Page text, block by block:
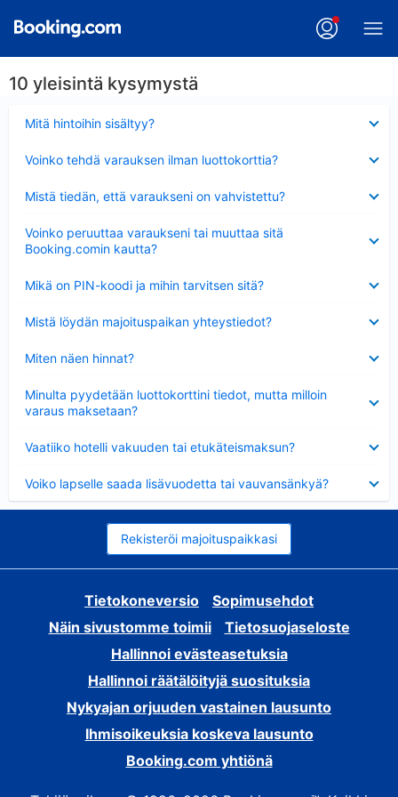
10 yleisintä kysymystä
Mitä hintoihin sisältyy?
Voinko tehdä varauksen ilman luottokorttia?
Mistä tiedän, että varaukseni on vahvistettu?
Voinko peruuttaa varaukseni tai muuttaa sitä
Booking.comin kautta?
Mikä on PIN-koodi ja mihin tarvitsen sitä?
Mistä löydän majoituspaikan yhteystiedot?
Miten näen hinnat?
Minulta pyydetään luottokorttini tiedot, mutta milloin
varaus maksetaan?
Vaatiiko hotelli vakuuden tai etukäteismaksun?
Voiko lapselle saada lisävuodetta tai vauvansänkyä?
Rekisteröi majoituspaikkasi
Tietokoneversio
Sopimusehdot
Näin sivustomme toimii
Tietosuojaseloste
Hallinnoi evästeasetuksia
Hallinnoi räätälöityjä suosituksia
Nykyajan orjuuden vastainen lausunto
Ihmisoikeuksia koskeva lausunto
Booking.com yhtiönä